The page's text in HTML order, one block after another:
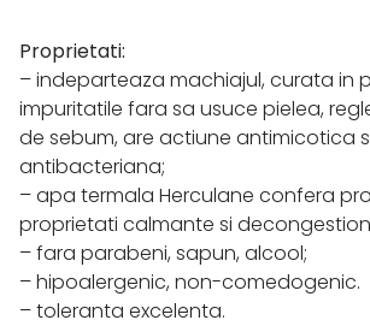
Proprietati:
– indeparteaza machiajul, curata in
impuritatile fara sa usuce pielea,
de sebum, are actiune antimicotica
antibacteriana;
– apa termala Herculane confera
proprietati calmante si
– fara parabeni, sapun, alcool;
– hipoalergenic, non-comedogenic.
– toleranta excelenta.